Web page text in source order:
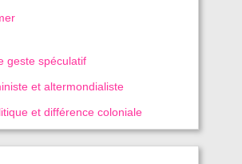
geste spéculatif
et altermondialiste
et différence coloniale